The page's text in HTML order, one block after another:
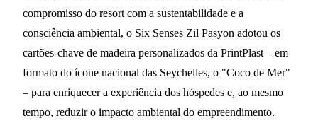
compromisso do resort com a sustentabilidade e a
consciência ambiental, o Six Senses Zil Pasyon adotou os
cartões-chave de madeira personalizados da PrintPlast – em
formato do ícone nacional das Seychelles, o "Coco de Mer"
– para enriquecer a experiência dos hóspedes e, ao mesmo
tempo, reduzir o impacto ambiental do empreendimento.